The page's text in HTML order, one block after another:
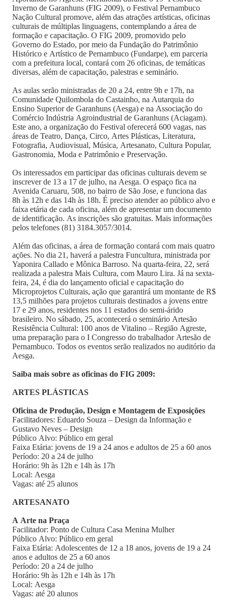
Inverno de Garanhuns (FIG 2009), o Festival Pernambuco
Nação Cultural promove, além das atrações artísticas, oficinas
culturais de múltiplas linguagens, contemplando a área de
formação e capacitação. O FIG 2009, promovido pelo
Governo do Estado, por meio da Fundação do Patrimônio
Histórico e Artístico de Pernambuco (Fundarpe), em parceria
com a prefeitura local, contará com 26 oficinas, de temáticas
diversas, além de capacitação, palestras e seminário.
As aulas serão ministradas de 20 a 24, entre 9h e 17h, na
Comunidade Quilombola do Castainho, na Autarquia do
Ensino Superior de Garanhuns (Aesga) e na Associação do
Comércio Indústria Agroindustrial de Garanhuns (Aciagam).
Este ano, a organização do Festival oferecerá 600 vagas, nas
áreas de Teatro, Dança, Circo, Artes Plásticas, Literatura,
Fotografia, Audiovisual, Música, Artesanato, Cultura Popular,
Gastronomia, Moda e Patrimônio e Preservação.
Os interessados em participar das oficinas culturais devem se
inscrever de 13 a 17 de julho, na Aesga. O espaço fica na
Avenida Caruaru, 508, no bairro de São Jose, e funciona das
8h às 12h e das 14h às 18h. É preciso atender ao público alvo e
faixa etária de cada oficina, além de apresentar um documento
de identificação. As inscrições são gratuitas. Mais informações
pelos telefones (81) 3184.3057/3014.
Além das oficinas, a área de formação contará com mais quatro
ações. No dia 21, haverá a palestra Funcultura, ministrada por
Yaponira Callado e Mônica Barroso. Na quarta-feira, 22, será
realizada a palestra Mais Cultura, com Mauro Lira. Já na sexta-
feira, 24, é dia do lançamento oficial e capacitação do
Microprojetos Culturais, ação que garantirá um montante de R$
13,5 milhões para projetos culturais destinados a jovens entre
17 e 29 anos, residentes nos 11 estados do semi-árido
brasileiro. No sábado, 25, acontecerá o seminário Artesão
Resistência Cultural: 100 anos de Vitalino – Região Agreste,
uma preparação para o I Congresso do trabalhador Artesão de
Pernambuco. Todos os eventos serão realizados no auditório da
Aesga.
Saiba mais sobre as oficinas do FIG 2009:
ARTES PLÁSTICAS
Oficina de Produção, Design e Montagem de Exposições
Facilitadores: Eduardo Souza – Design da Informação e
Gustavo Neves – Design
Público Alvo: Público em geral
Faixa Etária: jovens de 19 a 24 anos e adultos de 25 a 60 anos
Período: 20 a 24 de julho
Horário: 9h às 12h e 14h às 17h
Local: Aesga
Vagas: até 25 alunos
ARTESANATO
A Arte na Praça
Facilitador: Ponto de Cultura Casa Menina Mulher
Público Alvo: Público em geral
Faixa Etária: Adolescentes de 12 a 18 anos, jovens de 19 a 24
anos e adultos de 25 a 60 anos
Período: 20 a 24 de julho
Horário: 9h às 12h e 14h às 17h
Local: Aesga
Vagas: até 20 alunos